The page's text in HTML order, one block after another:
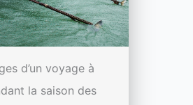
d’un voyage à
la saison des